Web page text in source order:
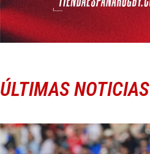
ÚLTIMAS NOTICIAS